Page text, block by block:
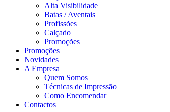
Alta Visibilidade
Batas / Aventais
Profissões
Calçado
Promoções
Promoções
Novidades
A Empresa
Quem Somos
Técnicas de Impressão
Como Encomendar
Contactos